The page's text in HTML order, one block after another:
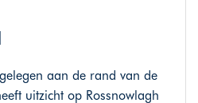
aan de rand van de
uitzicht op Rossnowlagh